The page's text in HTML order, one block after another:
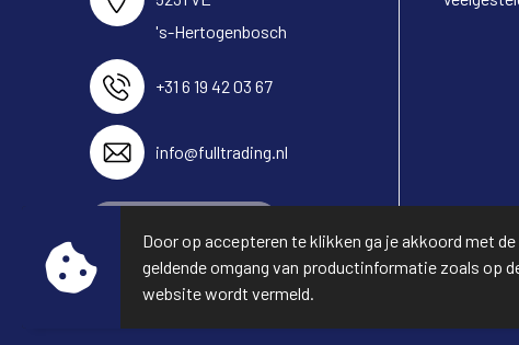
's-Hertogenbosch
+31 6 19 42 03 67
info@fulltrading.nl
© Copyright Full Trading 2026
Door op accepteren te klikken ga je akkoord met de
geldende omgang van productinformatie zoals op
website wordt vermeld.